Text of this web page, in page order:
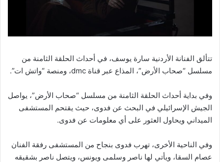
تتألق الفنانة الأردنية سارة يوسف، في أحداث الحلقة الثامنة من
مسلسل “صحاب الأرض”، المذاع عبر قناة dmc، ومنصة “واتش ات”.
وفي بداية أحداث الحلقة الثامنة من مسلسل “صحاب الأرض”، يواصل
الجيش الإسرائيلي في البحث عن فدوى، حيث يقتحم المستشفى
الميداني ويحاول العثور على أي معلومات عن فدوى.
وفي الناحية الأخرى، تهرب فدوى بنجاح من المستشفى رفقة الفنان
عصام السقا، ويأتي لها ناصر وسلمى ويونس، ويتصل ناصر بشقيقه